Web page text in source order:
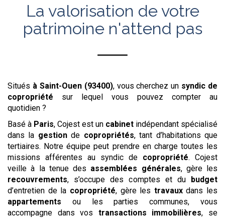
La valorisation de votre
patrimoine n'attend pas
Situés à Saint-Ouen (93400), vous cherchez un syndic de
copropriété sur lequel vous pouvez compter au
quotidien ?
Basé à Paris, Cojest est un cabinet indépendant spécialisé
dans la gestionde copropriétés, tant d’habitations que
tertiaires. Notre équipe peut prendre en charge toutes les
missions afférentes au syndic de copropriété. Cojest
veille à la tenue des assemblées générales, gère les
recouvrements, s’occupe des comptes et du budget
d’entretien de la copropriété, gère les travauxdans les
appartements ou les parties communes, vous
accompagne dans vos transactions immobilières, se